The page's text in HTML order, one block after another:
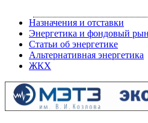
Назначения и отставки
Энергетика и фондовый
Статьи об энергетике
Альтернативная энергетика
ЖКХ